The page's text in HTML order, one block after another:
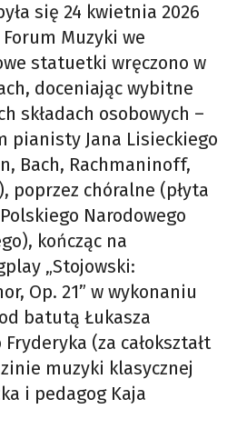
się 24 kwietnia 2026
Muzyki we
statuetki wręczono w
doceniając wybitne
składach osobowych –
pianisty Jana Lisieckiego
Bach, Rachmaninoff,
poprzez chóralne (płyta
Narodowego
kończąc na
„Stojowski:
Op. 21” w wykonaniu
batutą Łukasza
Fryderyka (za całokształt
muzyki klasycznej
i pedagog Kaja